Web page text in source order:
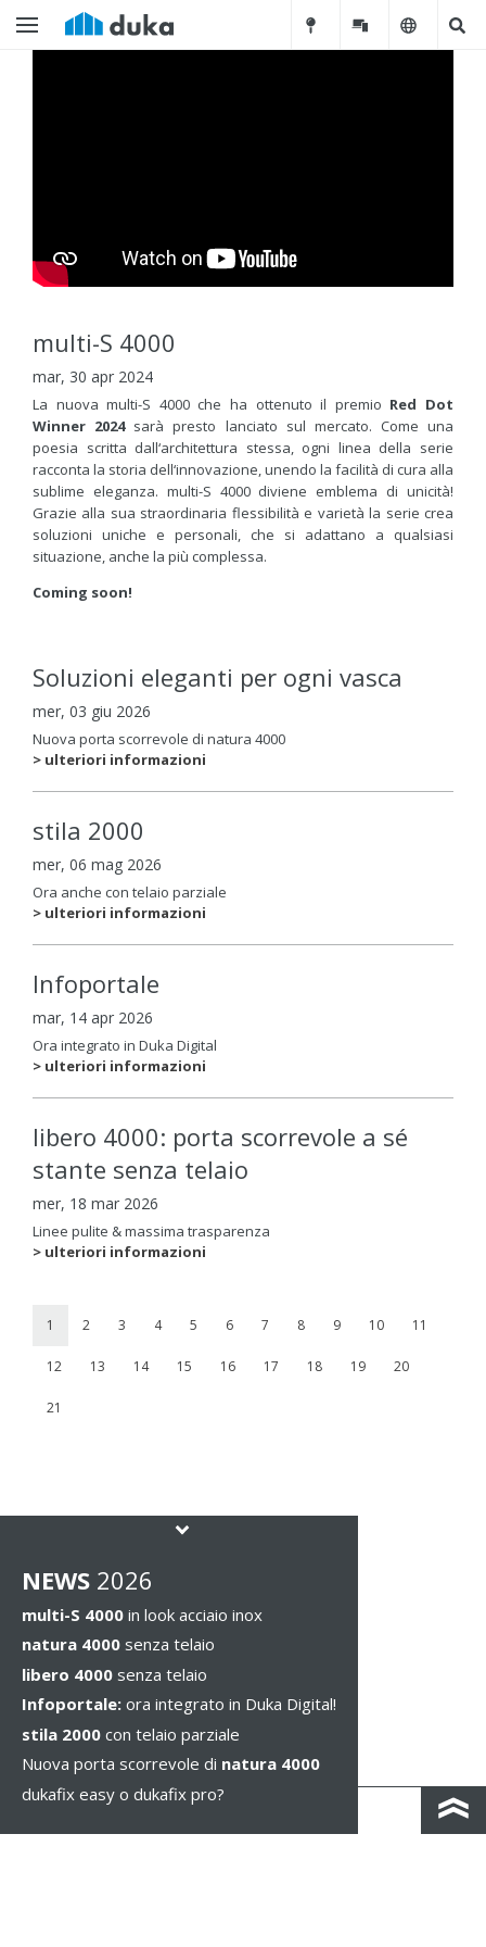
multi-S 4000
mar, 30 apr 2024
La nuova multi-S 4000 che ha ottenuto il premio Red Dot
Winner 2024 sarà presto lanciato sul mercato. Come una
poesia scritta dall‘architettura stessa, ogni linea della serie
racconta la storia dell‘innovazione, unendo la facilità di cura alla
sublime eleganza. multi-S 4000 diviene emblema di unicità!
Grazie alla sua straordinaria flessibilità e varietà la serie crea
soluzioni uniche e personali, che si adattano a qualsiasi
situazione, anche la più complessa.
Coming soon!
Soluzioni eleganti per ogni vasca
mer, 03 giu 2026
Nuova porta scorrevole di natura 4000
> ulteriori informazioni
stila 2000
mer, 06 mag 2026
Ora anche con telaio parziale
> ulteriori informazioni
Infoportale
mar, 14 apr 2026
Ora integrato in Duka Digital
> ulteriori informazioni
libero 4000: porta scorrevole a sé
stante senza telaio
mer, 18 mar 2026
Linee pulite & massima trasparenza
> ulteriori informazioni
1 2 3 4 5 6 7 8 9 10 11
12 13 14 15 16 17 18 19 20
21
NEWS 2026
multi-S 4000 in look acciaio inox
natura 4000 senza telaio
libero 4000 senza telaio
Infoportale: ora integrato in Duka Digital!
stila 2000 con telaio parziale
Nuova porta scorrevole di natura 4000
dukafix easy o dukafix pro?